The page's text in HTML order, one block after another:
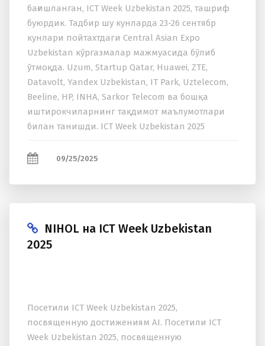
бағишланган, ICT Week Uzbekistan 2025, ташриф
буюрдик. Тадбир шу кунларда 23-26 сентябр
кунлари пойтаxтдаги Central Asian Expo
Uzbekistan кўргазмалар мажмуасида бўлиб
ўтмоқда. Uzum, Startup Qatar, Huawei, ZTE,
Datavolt, Yandex Uzbekistan, IT Park, Uztelecom,
Beeline, HP, INHA, Sarkor Telecom ва бошқа
иштирокчиларнинг тақдимот маълумотлари
билан танишди. ICT Week Uzbekistan 2025
09/25/2025
NIHOL на ICT Week Uzbekistan
2025
Посетили ICT Week Uzbekistan 2025,
посвященную достижениям AI. Посетили ICT
Week Uzbekistan 2025, посвященную